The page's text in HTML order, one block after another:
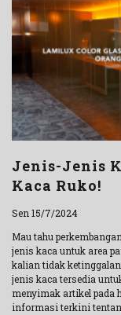
Jenis-Jenis
Kaca Ruko!
Sen 15/7/2024
Mau tahu
jenis kaca untuk area
kalian tidak
jenis kaca tersedia
menyimak artikel pada
informasi terkini